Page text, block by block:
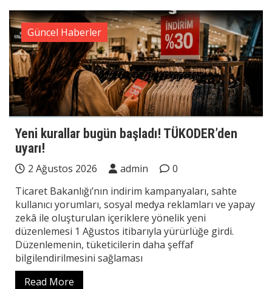
Güncel Haberler
Yeni kurallar bugün başladı! TÜKODER’den
uyarı!
2 Ağustos 2026 admin
0
Ticaret Bakanlığı’nın indirim kampanyaları, sahte
kullanıcı yorumları, sosyal medya reklamları ve yapay
zekâ ile oluşturulan içeriklere yönelik yeni
düzenlemesi 1 Ağustos itibarıyla yürürlüğe girdi.
Düzenlemenin, tüketicilerin daha şeffaf
bilgilendirilmesini sağlaması
Read More